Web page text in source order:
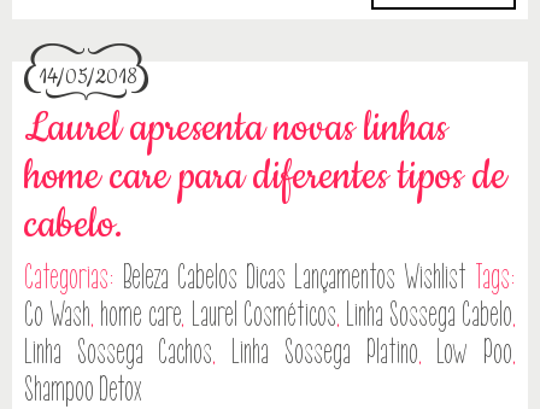
14/05/2018
Laurel apresenta novas linhas
home care para diferentes tipos de
cabelo.
Categorias: Beleza Cabelos Dicas Lançamentos Wishlist Tags:
Co Wash, home care, Laurel Cosméticos, Linha Sossega Cabelo,
Linha Sossega Cachos, Linha Sossega Platino, Low Poo,
Shampoo Detox